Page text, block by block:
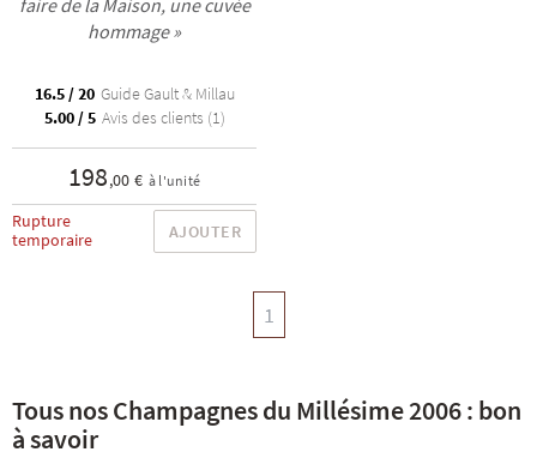
faire de la Maison, une cuvée
hommage »
16.5 / 20 Guide Gault & Millau
5.00 / 5 Avis des clients (1)
198,00 € à l'unité
Rupture
temporaire
AJOUTER
1
Tous nos Champagnes du Millésime 2006 : bon
à savoir